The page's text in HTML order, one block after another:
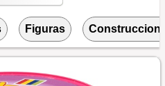
Figuras